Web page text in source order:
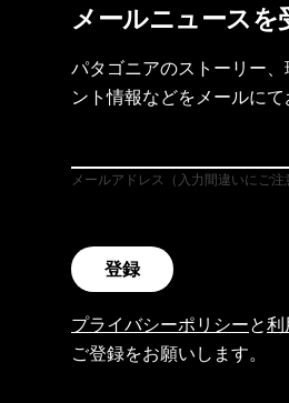
メールニュースを
パタゴニアのストーリー
ント情報などをメールにて
メールアドレス（入力間違いにご注
登録
プライバシーポリシーと利
ご登録をお願いします。